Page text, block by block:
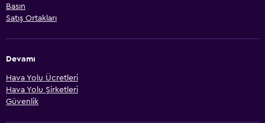
Basın
Satış Ortakları
Devamı
Hava Yolu Ücretleri
Hava Yolu Şirketleri
Güvenlik